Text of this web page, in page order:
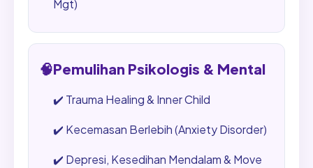
Mgt)
🧠Pemulihan Psikologis & Mental
✔️ Trauma Healing & Inner Child
✔️ Kecemasan Berlebih (Anxiety Disorder)
✔️ Depresi, Kesedihan Mendalam & Move